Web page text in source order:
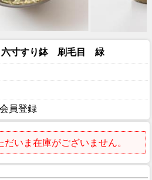
寸すり鉢 刷毛目 緑
員登録
いま在庫がございません。